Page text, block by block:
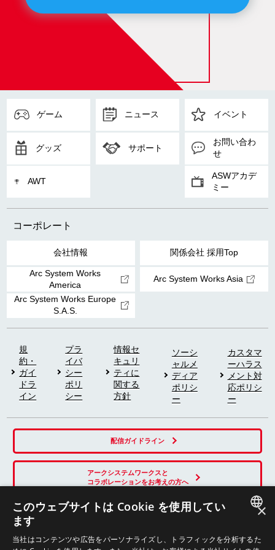
ゲーム ニュース イベント
グッズ サポート
お問い合わ
せ
AWT
ASWアカデ
ミー
コーポレート
会社情報 関係会社 採用Top
Arc System Works
America
Arc System Works Asia
Arc System Works Europe
S.A.S.
規
約・
ガイ
ドラ
イン
プラ
イバ
シー
ポリ
シー
情報セ
キュリ
ティに
関する
方針
ソーシ
ャルメ
ディア
ポリシ
ー
カスタマ
ーハラス
メント対
応ポリシ
ー
配信ガイドライン
アークシステムワークスと
コラボレーションをお考えの方へ
SNS
×
このウェブサイトは Cookie を使用してい
ます
当社はコンテンツや広告をパーソナライズし、トラフィックを分析するた